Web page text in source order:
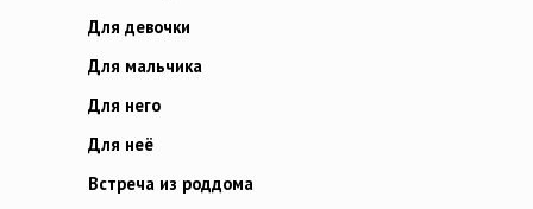
Для девочки
Для мальчика
Для него
Для неё
Встреча из роддома